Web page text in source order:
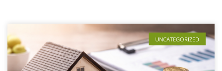
UNCATEGORIZED